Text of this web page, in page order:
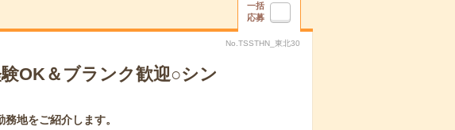
一括
応募
No.TSSTHN_東北30
OK＆ブランク歓迎○シン
地をご紹介します。